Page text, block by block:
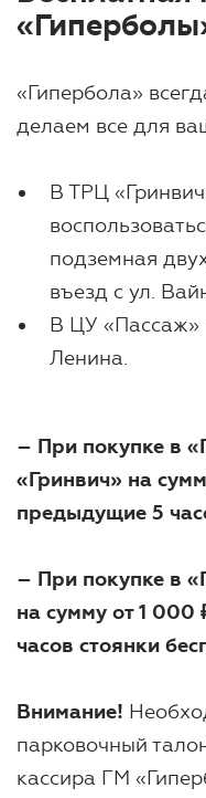
«Гипербола»
делаем все для
В ТРЦ
подземная
въезд с ул.
В ЦУ «Пассаж»
Ленина.
– При покупке в
«Гринвич» на
предыдущие 5
– При покупке в
на сумму от 1
часов стоянки
Внимание!
парковочный
кассира ГМ